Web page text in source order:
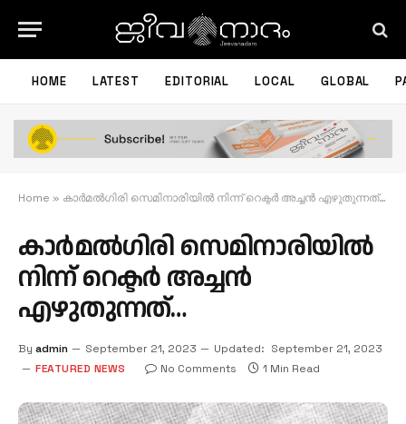
HOME LATEST EDITORIAL LOCAL GLOBAL
Home » കാര്‍മല്‍ഗിരി സെമിനാരിയില്‍ നിന്ന് റെക്ടർ അച്ചൻ എഴുതുന്നത്…
കാര്‍മല്‍ഗിരി സെമിനാരിയില്‍
നിന്ന് റെക്ടർ അച്ചൻ
എഴുതുന്നത്…
By admin September 21, 2023 Updated: September 21, 2023
FEATURED NEWS
No Comments 1 Min Read